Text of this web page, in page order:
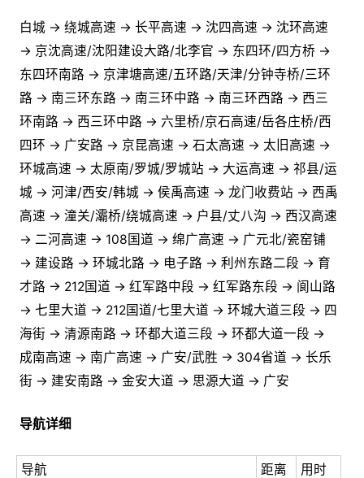
白城 → 绕城高速 → 长平高速 → 沈四高速 → 沈环高速
→ 京沈高速/沈阳建设大路/北李官 → 东四环/四方桥 →
东四环南路 → 京津塘高速/五环路/天津/分钟寺桥/三环
路 → 南三环东路 → 南三环中路 → 南三环西路 → 西三
环南路 → 西三环中路 → 六里桥/京石高速/岳各庄桥/西
四环 → 广安路 → 京昆高速 → 石太高速 → 太旧高速 →
环城高速 → 太原南/罗城/罗城站 → 大运高速 → 祁县/运
城 → 河津/西安/韩城 → 侯禹高速 → 龙门收费站 → 西禹
高速 → 潼关/灞桥/绕城高速 → 户县/丈八沟 → 西汉高速
→ 二河高速 → 108国道 → 绵广高速 → 广元北/瓷窑铺
→ 建设路 → 环城北路 → 电子路 → 利州东路二段 → 育
才路 → 212国道 → 红军路中段 → 红军路东段 → 阆山路
→ 七里大道 → 212国道/七里大道 → 环城大道三段 → 四
海街 → 清源南路 → 环都大道三段 → 环都大道一段 →
成南高速 → 南广高速 → 广安/武胜 → 304省道 → 长乐
街 → 建安南路 → 金安大道 → 思源大道 → 广安
导航详细
导航 距离
用时